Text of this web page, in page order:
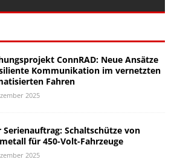
ConnRAD: Neue Ansätze
Kommunikation im vernetzten
Fahren
2025
Serienauftrag: Schaltschütze von
für 450-Volt-Fahrzeuge
2025